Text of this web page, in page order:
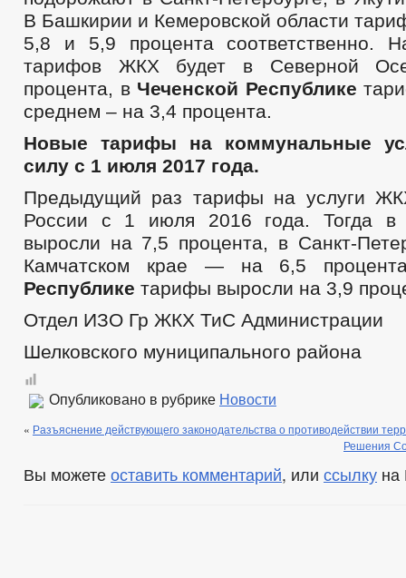
В Башкирии и Кемеровской области
5,8 и 5,9 процента соответственно.
тарифов ЖКХ будет в Северной
процента, вЧеченской Республике
среднем – на 3,4 процента.
Новые тарифы на коммунальные
силу с 1 июля 2017 года.
Предыдущий раз тарифы на услуги
России с 1 июля 2016 года. Тогда в
выросли на 7,5 процента, в Санкт-
Камчатском крае — на 6,5
Республике тарифы выросли на 3,9
Отдел ИЗО Гр ЖКХ ТиС Администрации
Шелковского муниципального района
Опубликовано в рубрике Новости
« Разъяснение действующего законодательства о противодействии
Решения
Вы можете оставить комментарий, или ссылку на